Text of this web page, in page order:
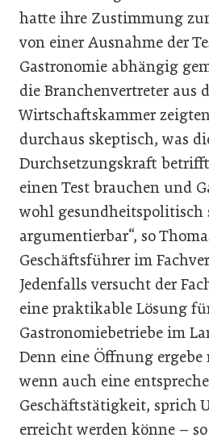
hatte ihre Zustimmung
von einer Ausnahme der
Gastronomie abhängig
die Branchenvertreter aus
Wirtschaftskammer
durchaus skeptisch, was
Durchsetzungskraft
einen Test brauchen und
wohl gesundheitspolitisch
argumentierbar“, so
Geschäftsführer im
Jedenfalls versucht der
eine praktikable Lösung
Gastronomiebetriebe im
Denn eine Öffnung
wenn auch eine
Geschäftstätigkeit, sprich
erreicht werden könne –